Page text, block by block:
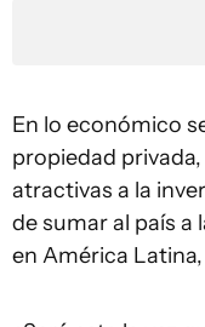
En lo económico
propiedad
atractivas a la
de sumar al país a
en América